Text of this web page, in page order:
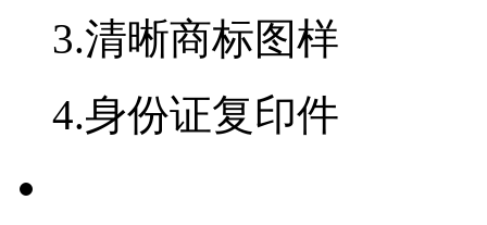
3.清晰商标图样
4.身份证复印件